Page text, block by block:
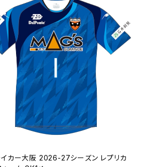
イカー大阪 2026-27シーズン レプリカ